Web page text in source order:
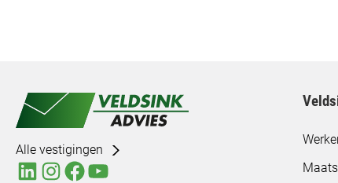
Alle vestigingen